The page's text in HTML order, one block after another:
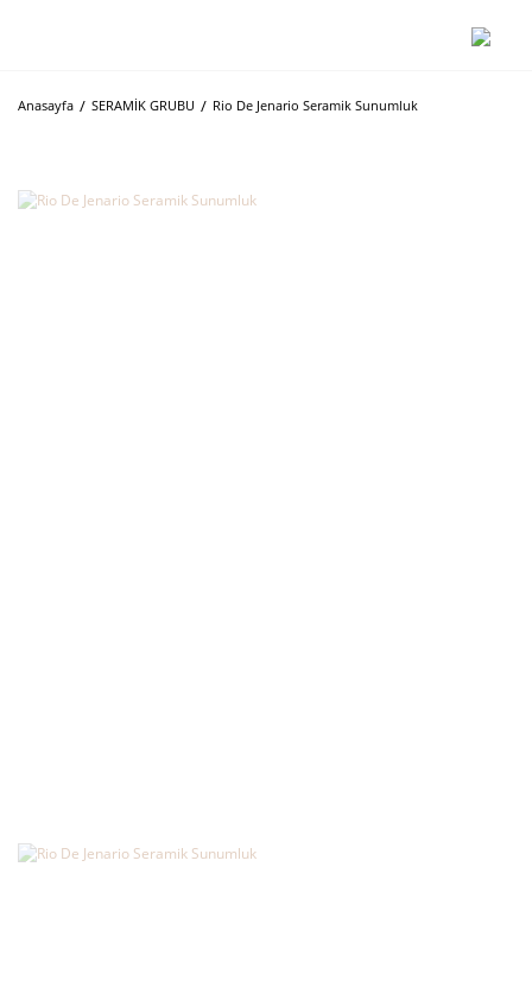
Anasayfa SERAMİK GRUBU Rio De Jenario Seramik Sunumluk